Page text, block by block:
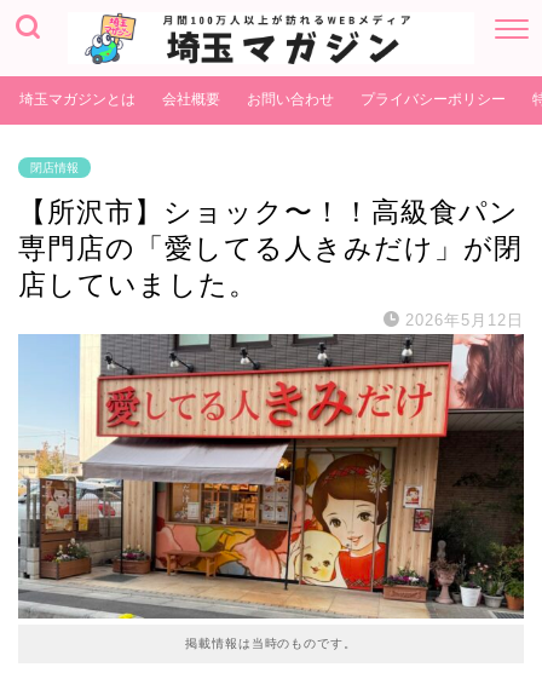
埼玉マガジンとは 会社概要 お問い合わせ プライバシーポリシー
閉店情報
【所沢市】ショック〜！！高級食パン
専門店の「愛してる人きみだけ」が閉
店していました。
2026年5月12日
掲載情報は当時のものです。